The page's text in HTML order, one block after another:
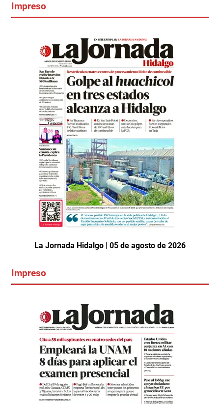
Impreso
La Jornada Hidalgo | 05 de agosto de 2026
Impreso